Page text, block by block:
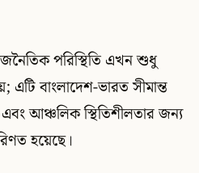
পরিস্থিতি এখন শুধু
বাংলাদেশ-ভারত সীমান্ত
এবং আঞ্চলিক স্থিতিশীলতার জন্য
হয়েছে।